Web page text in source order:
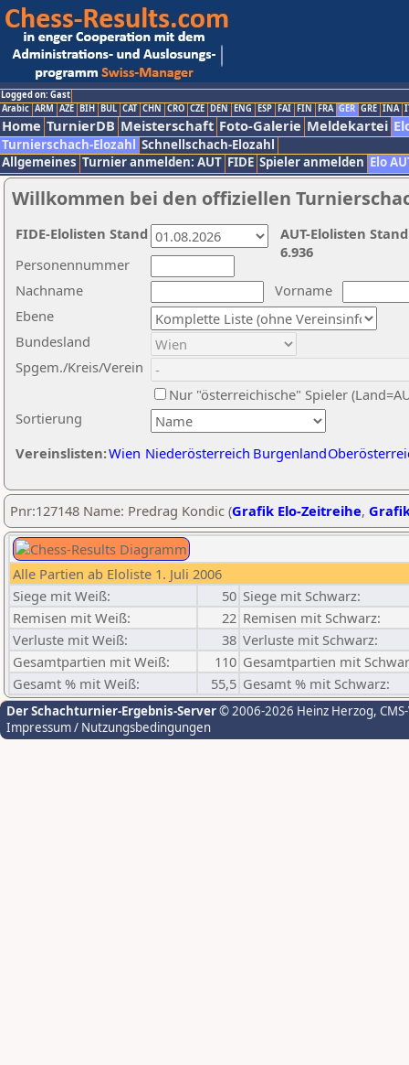
Logged on: Gast
Arabic ARM AZE BIH BUL CAT CHN CRO CZE DEN ENG ESP FAI FIN FRA GER GRE INA
Home TurnierDB Meisterschaft Foto-Galerie Meldekartei
Turnierschach-Elozahl Schnellschach-Elozahl
Allgemeines Turnier anmelden: AUT FIDE Spieler anmelden Elo
Willkommen bei den offiziellen
Nachname
Vorname
Ebene
Sortierung
Personennummer
Bundesland
Spgem./Kreis/Verein
Nur "österreichische" Spieler
Vereinslisten:Wien Niederösterreich Burgenland
AUT-Elolisten
6.936
FIDE-Elolisten Stand
Pnr:127148 Name: Predrag Kondic (Grafik Elo-Zeitreihe,
Alle Partien ab Eloliste 1. Juli 2006
Siege mit Weiß:
50 Siege mit Schwarz:
Remisen mit Weiß:
22 Remisen mit Schwarz:
Verluste mit Weiß:
38 Verluste mit Schwarz:
Gesamtpartien mit Weiß:
110 Gesamtpartien mit
Gesamt % mit Weiß:
55,5 Gesamt % mit Schwarz:
Der Schachturnier-Ergebnis-Server© 2006-2026 Heinz Herzog,
Impressum / Nutzungsbedingungen